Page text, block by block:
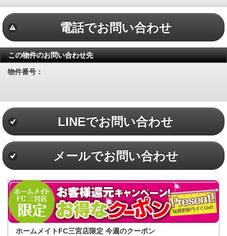
電話でお問い合わせ
この物件のお問い合わせ先
物件番号：
LINEでお問い合わせ
メールでお問い合わせ
ホームメイトFC三宮店限定 今週のクーポン